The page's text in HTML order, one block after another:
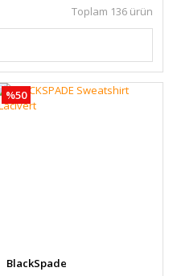
Toplam 136 ürün
%50
BlackSpade